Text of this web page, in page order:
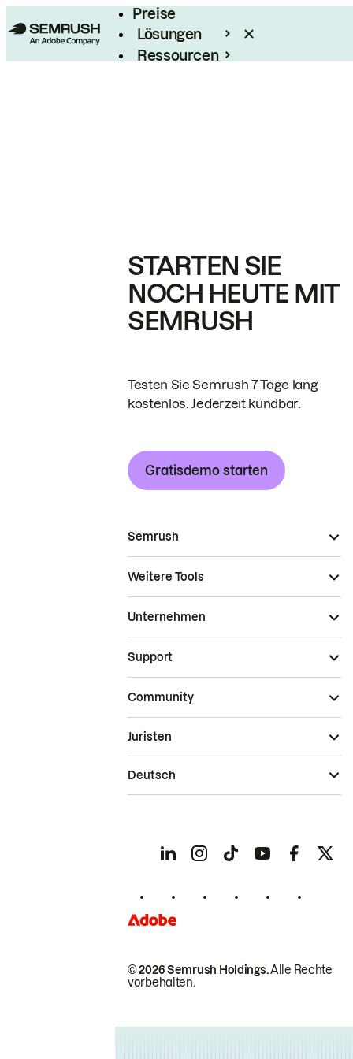
Preise
Lösungen
Ressourcen
STARTEN SIE
NOCH HEUTE MIT
SEMRUSH
Testen Sie Semrush 7 Tage lang
kostenlos. Jederzeit kündbar.
Gratisdemo starten
Semrush
Weitere Tools
Unternehmen
Support
Community
© 2026 Semrush Holdings.Alle Rechte
vorbehalten.
Juristen
Deutsch